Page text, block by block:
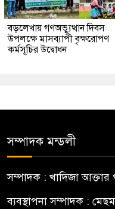
বড়লেখায় গণঅভ্যুত্থান দিবস
উপলক্ষে মাসব্যাপী বৃক্ষরোপণ
কর্মসূচির উদ্বোধন
সম্পাদক মন্ডলী
সম্পাদক : খাদিজা আক্তার
ব্যবস্থাপনা সম্পাদক :